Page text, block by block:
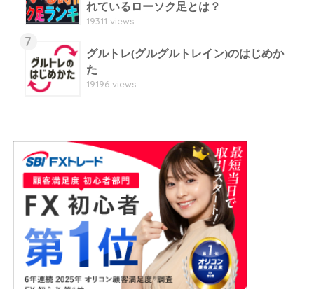
れているローソク足とは？
19311 views
7
グルトレ(グルグルトレイン)のはじめか
た
19196 views